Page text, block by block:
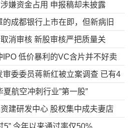
嫌资金占用 申报稿却未披露
成都银行上市在即，但新病旧
消审核 新股审核严把质量关
低价暴利的VC含片并不好卖
委委员蒋新红被立案调查 已有4
航空冲刺行业”第一股”
建研发中心 股权集中成夫妻店